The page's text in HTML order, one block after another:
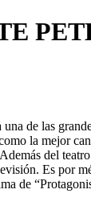
una de las
la mejor
del
Es por
de